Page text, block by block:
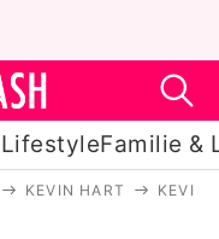
LifestyleFamilie &
KEVIN HART KEVIN